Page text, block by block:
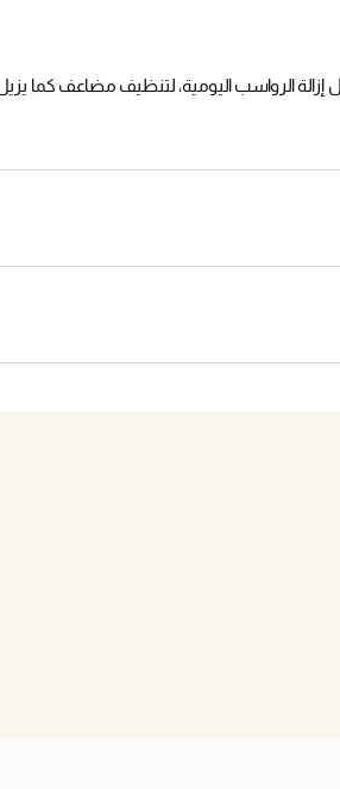
الرواسب اليومية، لتنظيف مضاعف كما يزيل